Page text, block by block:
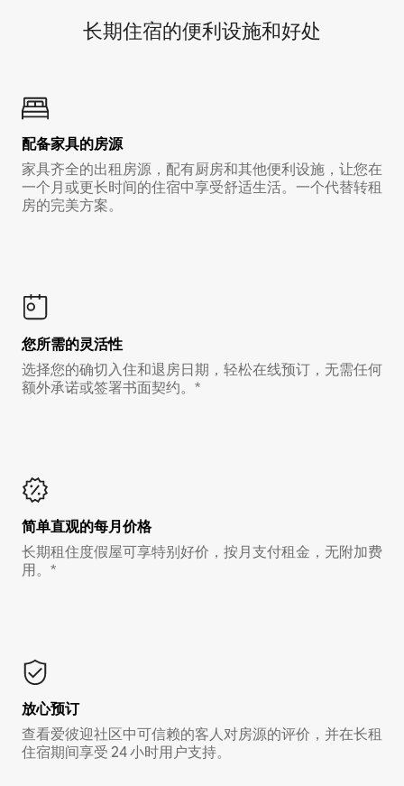
长期住宿的便利设施和好处
配备家具的房源
家具齐全的出租房源，配有厨房和其他便利设施，让您在
一个月或更长时间的住宿中享受舒适生活。一个代替转租
房的完美方案。
您所需的灵活性
选择您的确切入住和退房日期，轻松在线预订，无需任何
额外承诺或签署书面契约。*
简单直观的每月价格
长期租住度假屋可享特别好价，按月支付租金，无附加费
用。*
放心预订
查看爱彼迎社区中可信赖的客人对房源的评价，并在长租
住宿期间享受 24 小时用户支持。